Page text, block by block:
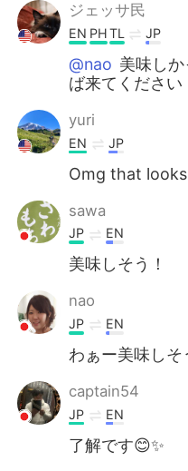
ジェッサ民
EN PHTL JP
@nao 美味し
ば来てください
yuri
EN JP
Omg that
sawa
JP EN
美味しそう！
nao
JP EN
わぁー美味し
captain54
JP EN
了解です😊✨